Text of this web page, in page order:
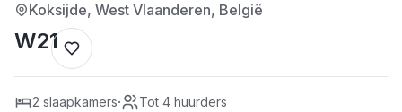
Koksijde, West Vlaanderen, België
W21
2 slaapkamers· Tot 4 huurders